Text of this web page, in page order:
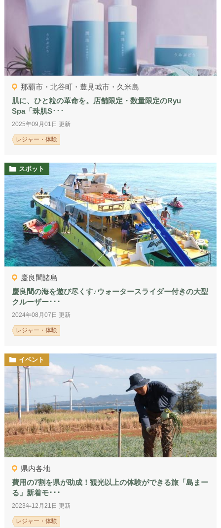
那覇市・北谷町・豊見城市・久米島
肌に、ひと粒の革命を。店舗限定・数量限定のRyu
Spa「珠肌S･･･
2025年09月01日 更新
レジャー・体験
スポット
慶良間諸島
慶良間の海を遊び尽くす♪ウォータースライダー付きの大型
クルーザー･･･
2024年08月07日 更新
レジャー・体験
イベント
県内各地
費用の7割を県が助成！観光以上の体験ができる旅「島まー
る」新着モ･･･
2023年12月21日 更新
レジャー・体験